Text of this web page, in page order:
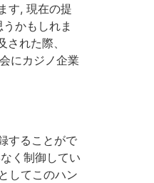
す, 現在の提
かもしれま
れた際、
にカジノ企業
することがで
く制御してい
してこのハン